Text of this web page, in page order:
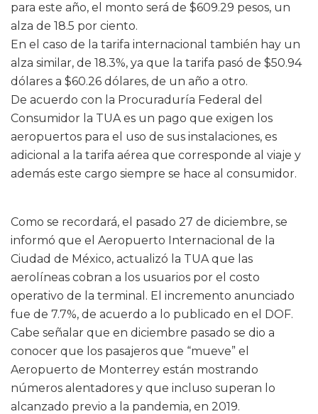
para este año, el monto será de $609.29 pesos, un
alza de 18.5 por ciento.
En el caso de la tarifa internacional también hay un
alza similar, de 18.3%, ya que la tarifa pasó de $50.94
dólares a $60.26 dólares, de un año a otro.
De acuerdo con la Procuraduría Federal del
Consumidor la TUA es un pago que exigen los
aeropuertos para el uso de sus instalaciones, es
adicional a la tarifa aérea que corresponde al viaje y
además este cargo siempre se hace al consumidor.
Como se recordará, el pasado 27 de diciembre, se
informó que el Aeropuerto Internacional de la
Ciudad de México, actualizó la TUA que las
aerolíneas cobran a los usuarios por el costo
operativo de la terminal. El incremento anunciado
fue de 7.7%, de acuerdo a lo publicado en el DOF.
Cabe señalar que en diciembre pasado se dio a
conocer que los pasajeros que “mueve” el
Aeropuerto de Monterrey están mostrando
números alentadores y que incluso superan lo
alcanzado previo a la pandemia, en 2019.